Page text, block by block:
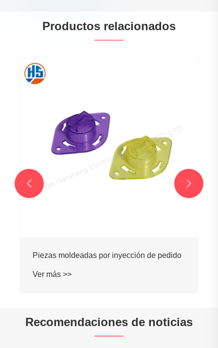
Productos relacionados
Piezas moldeadas por inyección de pedido
Ver más >>
 
Recomendaciones de noticias